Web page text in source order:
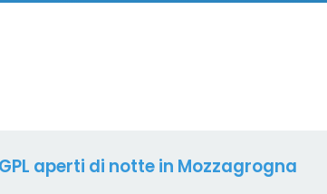
aperti di notte in Mozzagrogna